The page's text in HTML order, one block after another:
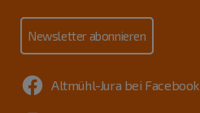
Newsletter abonnieren
Altmühl-Jura bei Facebook